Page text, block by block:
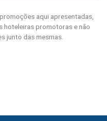
aqui apresentadas,
hoteleiras promotoras e não
junto das mesmas.